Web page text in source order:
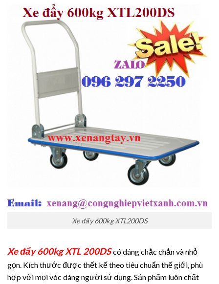
Xe đẩy 600kg XTL200DS
Xe đẩy 600kg XTL 200DS có dáng chắc chắn và nhỏ
gọn. Kích thước được thết kế theo tiêu chuẩn thế giới, phù
hợp với mọi vóc dáng người sử dụng. Sản phẩm luôn chất